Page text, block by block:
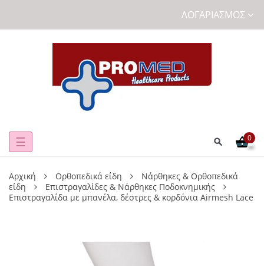
ΛΟΓΑΡΙΑΣΜΌΣ
Toggle
☰ 0
Αρχική Ορθοπεδικά είδη
Νάρθηκες & Ορθοπεδικά
είδη
Επιστραγαλίδες & Νάρθηκες Ποδοκνημικής
Επιστραγαλίδα με μπανέλα, δέστρες & κορδόνια Airmesh Lace